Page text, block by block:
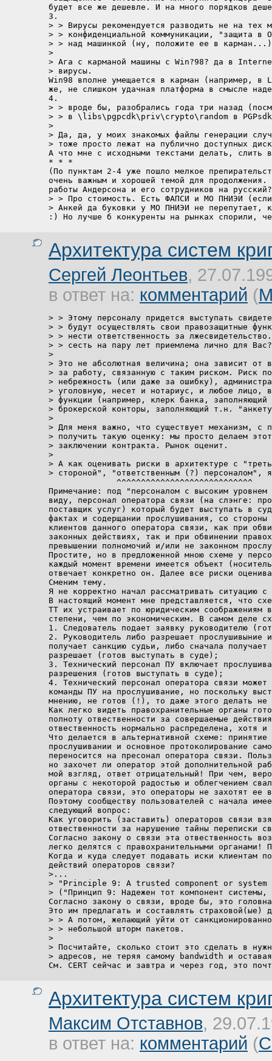
будет все же дешевле. И на много порядков
3.
> > Вирусы рекомендуется разводить не на тех
> > конфиденциальной коммуникации, "защита в
> > над машинкой (ну, положите ее в
>
> Ага с карманой машины с Win?98? да в
> вирусы.
Win98 вполне умещается в карман
же, не слишком удачная платформа в смысле
4.
> > вроде бы, разобрались года три назад
> > в \libs\pgpcdk\priv\crypto\random в
>
> Да, да, у моих знакомых файлы генерации
> тоже просто лежат на публично доступных
А что мне с исходными текстами делать,
* * *
(По пунктам 2-4 уже пошло мелкое
очень важным и хорошей темой для
работы Андерсона и его сотрудников на
> > Про стоимость. Есть ФАПСИ и МО ПНИЭИ
> Анкей да буковки у МО ПНИЭИ не перепутает,
:) Но лучше б конкуренты на рынках спорили,
Архитектура систем
Сергей Леонтьев,
в ответ на: комментарий (
> > Этому персоналу придется выступать
> > будут осуществлять свои правозащитные
> > нести ответственность за
> > сесть на пару лет приемлема лично для Вас?
>
> Это не абсолютная величина; она зависит от
> за работу, связанную с таким риском. Риск
> небрежность (или даже за ошибку),
> уголовную, несет и нотариус, и любое лицо,
> функции (например, клерк банка, заполняющий
> брокерской конторы, заполняющий т.н.
>
> Для меня важно, что существует механизм, с
> получить такую оценку: мы просто делаем
> заключении контракта. Рынок оценит.
>
> А как оценивать риски в архитектуре с
> стороной", "ответственным (?) персоналом",
              ^^^^^^^^^^^^^^^^^^^^^^^^^^^^
Примечание: под "персоналом с высоким
виду, персонал оператора связи (на слэнге:
поставщик услуг) который будет выступать в
фактах и содерщании прослушивания, со стороны
клиентов данного оператора связи, как при
законных действиях, так и при обвинении
превышении полномочий и/или не законном
Простите, но в предложенной мною схеме у
каждый момент времени имеется объект
отвечает конкретно он. Далее все риски
Сменим тему.
Я не корректно начал рассматривать ситуацию
В настоящий момент мне представляется, что
ТТ их устраивает по юридическим соображениям
степени, чем по экономическим. В самом деле
1. Следователь подает заявку руководителю
2. Руководитель либо разрешает прослушивыние
получает санкцию судьи, либо сначала
разрешает (готов выступать в суде);
3. Технический персонал ПУ включает
разрешения (готов выступать в суде);
4. Технический персонал оператора связи
команды ПУ на прослушивание, но поскольку
мнению, не готов (!), то даже этого делать не
Как легко видеть правохранительные органы
полноту отвественности за совершаемые
отвественность нормально распределена, хотя
Что делается в альтернативной схеме: принятие
прослушивании и основное протоколирование
переносится на пресонал оператора связи.
но захочет ли оператор этой дополнительной
мой взгляд, ответ отрицательный! При чем,
органы с некоторой радостью и облегчением
оператора связи, это операторы не захотят ее
Поэтому сообществу пользователей с начала
следующий вопрос:
Как уговорить (заставить) операторов связи
отвественности за нарушение тайны переписки
Согласно закону о связи эта отвественность
легко делятся с правохранительными органами!
Когда и куда следует подавать иски клиентам
действий операторов связи?
>...
> "Principle 9: A trusted component or
> ("Принцип 9: Надежен тот компонент системы,
Согласно закону о связи, вроде бы, это
Это им предлагать и составлять страховой(ые)
> > А потом, желающий уйти от
> > небольшой шторм пакетов.
>
> Посчитайте, сколько стоит это сделать в
> адресов, не теряя самому bandwidth и
См. CERT сейчас и завтра и через год, это
Архитектура систем
Максим Отставнов,
в ответ на: комментарий (